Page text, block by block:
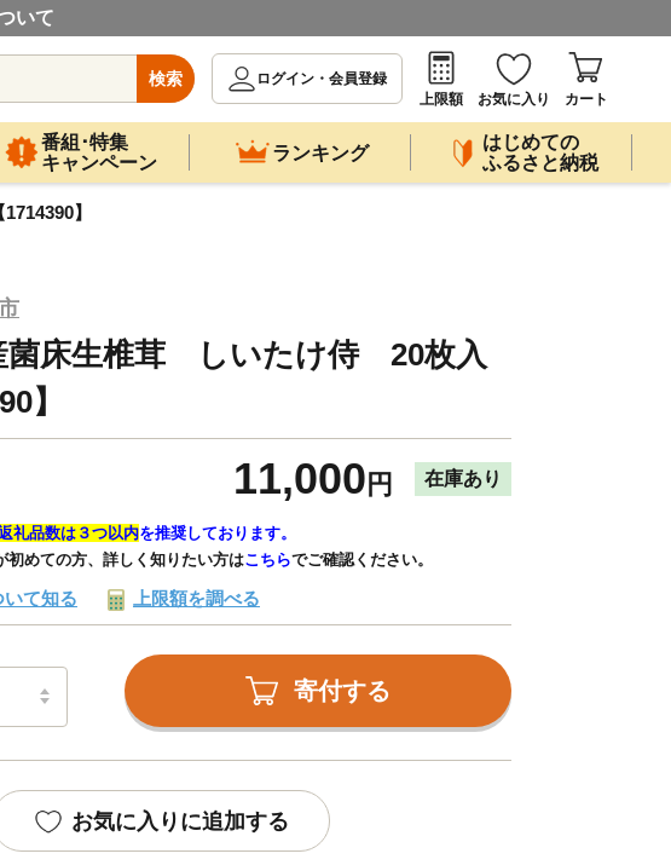
いて
検索
ログイン・会員登録
上限額
お気に入り カート
番組･特集
キャンペーン
ランキング
はじめての
ふるさと納税
】
菌床生椎茸 しいたけ侍 20枚入
】
11,000 円 在庫あり
礼品数は３つ以内を推奨しております。
初めての方、詳しく知りたい方はこちらでご確認ください。
て知る 上限額を調べる
寄付する
お気に入りに追加する